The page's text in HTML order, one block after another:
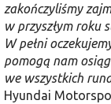
zakończyliśmy
w przyszłym roku
W pełni
pomogą nam
we wszystkich
Hyundai